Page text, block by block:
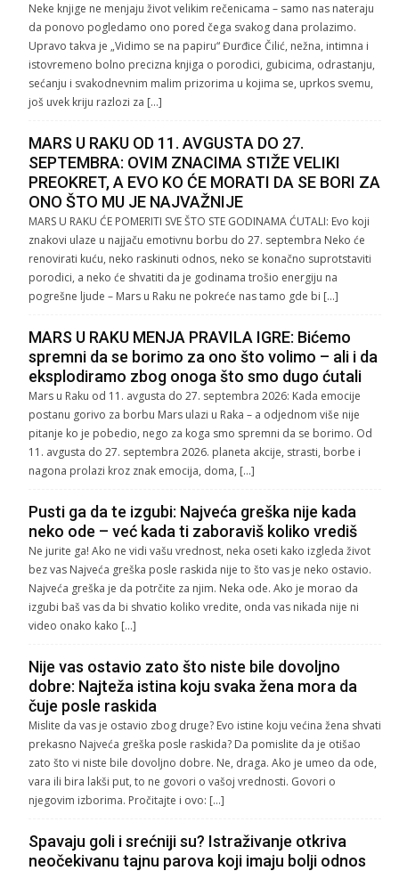
Neke knjige ne menjaju život velikim rečenicama – samo nas nateraju
da ponovo pogledamo ono pored čega svakog dana prolazimo.
Upravo takva je „Vidimo se na papiru“ Đurđice Čilić, nežna, intimna i
istovremeno bolno precizna knjiga o porodici, gubicima, odrastanju,
sećanju i svakodnevnim malim prizorima u kojima se, uprkos svemu,
još uvek kriju razlozi za […]
MARS U RAKU OD 11. AVGUSTA DO 27.
SEPTEMBRA: OVIM ZNACIMA STIŽE VELIKI
PREOKRET, A EVO KO ĆE MORATI DA SE BORI ZA
ONO ŠTO MU JE NAJVAŽNIJE
MARS U RAKU ĆE POMERITI SVE ŠTO STE GODINAMA ĆUTALI: Evo koji
znakovi ulaze u najjaču emotivnu borbu do 27. septembra Neko će
renovirati kuću, neko raskinuti odnos, neko se konačno suprotstaviti
porodici, a neko će shvatiti da je godinama trošio energiju na
pogrešne ljude – Mars u Raku ne pokreće nas tamo gde bi […]
MARS U RAKU MENJA PRAVILA IGRE: Bićemo
spremni da se borimo za ono što volimo – ali i da
eksplodiramo zbog onoga što smo dugo ćutali
Mars u Raku od 11. avgusta do 27. septembra 2026: Kada emocije
postanu gorivo za borbu Mars ulazi u Raka – a odjednom više nije
pitanje ko je pobedio, nego za koga smo spremni da se borimo. Od
11. avgusta do 27. septembra 2026. planeta akcije, strasti, borbe i
nagona prolazi kroz znak emocija, doma, […]
Pusti ga da te izgubi: Najveća greška nije kada
neko ode – već kada ti zaboraviš koliko vrediš
Ne jurite ga! Ako ne vidi vašu vrednost, neka oseti kako izgleda život
bez vas Najveća greška posle raskida nije to što vas je neko ostavio.
Najveća greška je da potrčite za njim. Neka ode. Ako je morao da
izgubi baš vas da bi shvatio koliko vredite, onda vas nikada nije ni
video onako kako […]
Nije vas ostavio zato što niste bile dovoljno
dobre: Najteža istina koju svaka žena mora da
čuje posle raskida
Mislite da vas je ostavio zbog druge? Evo istine koju većina žena shvati
prekasno Najveća greška posle raskida? Da pomislite da je otišao
zato što vi niste bile dovoljno dobre. Ne, draga. Ako je umeo da ode,
vara ili bira lakši put, to ne govori o vašoj vrednosti. Govori o
njegovim izborima. Pročitajte i ovo: […]
Spavaju goli i srećniji su? Istraživanje otkriva
neočekivanu tajnu parova koji imaju bolji odnos